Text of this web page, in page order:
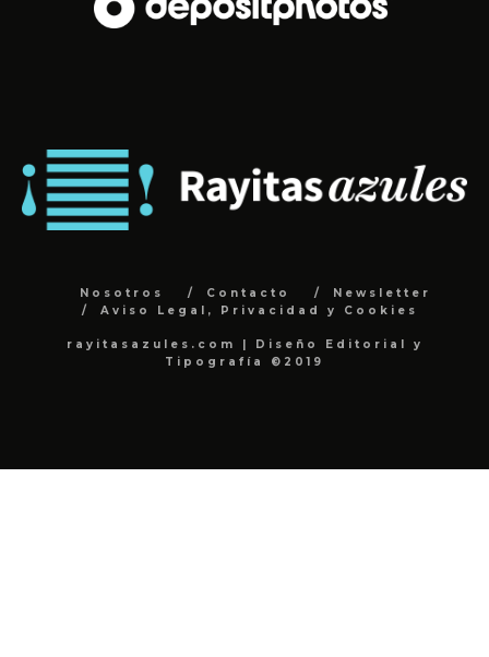
Nosotros Contacto
Newsletter
Aviso Legal, Privacidad y Cookies
rayitasazules.com | Diseño Editorial y
Tipografía ©2019